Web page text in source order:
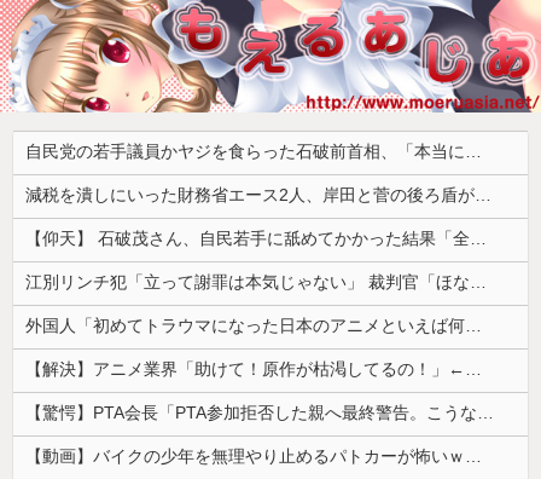
自民党の若手議員かヤジを食らった石破前首相、「本当に見識のある人に当選期数の若い人がやじるなんて」と不満たらたらな様子を見せて……
減税を潰しにいった財務省エース2人、岸田と菅の後ろ盾があるから地位は安泰だと信じていたら……
【仰天】 石破茂さん、自民若手に舐めてかかった結果「全てを失うｗｗｗｗｗ」
江別リンチ犯「立って謝罪は本気じゃない」 裁判官「ほな裁判で土下座してないキミは本気じゃないな」
外国人「初めてトラウマになった日本のアニメといえば何？」
【解決】アニメ業界「助けて！原作が枯渇してるの！」←いや既存作品の2期やったら良いよね？
【驚愕】PTA会長「PTA参加拒否した親へ最終警告。こうなってもいい？」
【動画】バイクの少年を無理やり止めるパトカーが怖いｗｗｗｗ